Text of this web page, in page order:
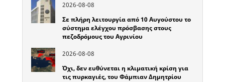
2026-08-08
Σε πλήρη λειτουργία από 10 Αυγούστου το
σύστημα ελέγχου πρόσβασης στους
πεζοδρόμους του Αγρινίου
2026-08-08
Όχι, δεν ευθύνεται η κλιματική κρίση για
τις πυρκαγιές, του Φάμπιαν Δημητρίου